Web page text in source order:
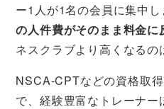
ー1人が1名の会員に集中し
の人件費がそのまま料金に
ネスクラブより高くなるの
NSCA-CPTなどの資格取
で、経験豊富なトレーナ